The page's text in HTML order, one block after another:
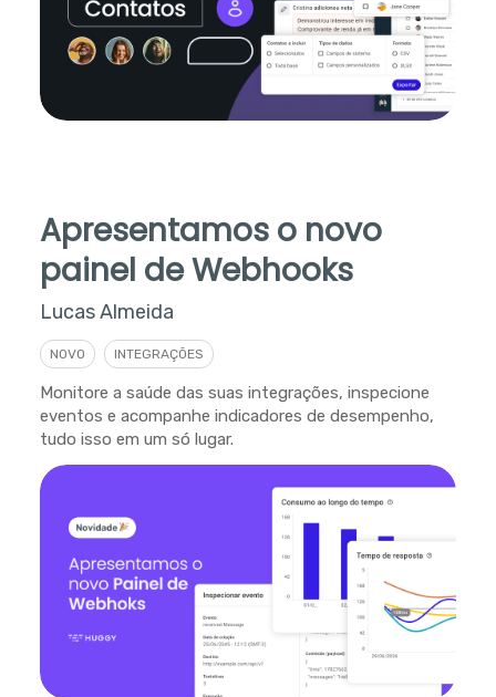
Apresentamos o novo
painel de Webhooks
Lucas Almeida
NOVO INTEGRAÇÕES
Monitore a saúde das suas integrações, inspecione
eventos e acompanhe indicadores de desempenho,
tudo isso em um só lugar.